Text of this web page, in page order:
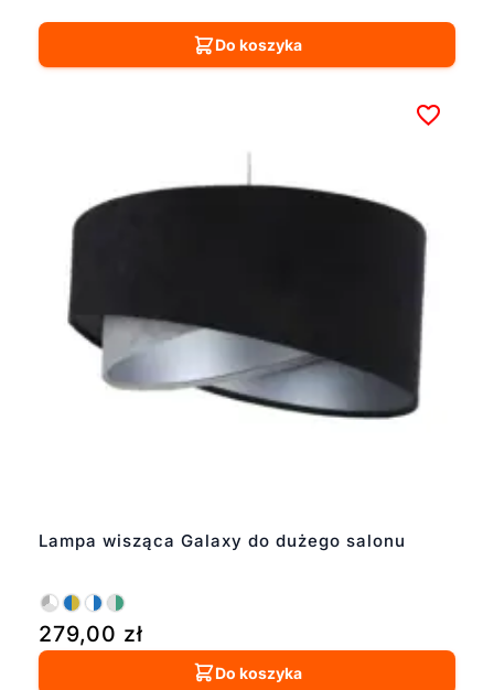
Do koszyka
Lampa wisząca Galaxy do dużego salonu
279,00 zł
Do koszyka